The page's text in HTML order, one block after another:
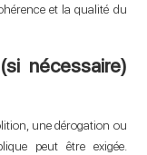
et la qualité du
nécessaire)
une dérogation ou
peut être exigée.